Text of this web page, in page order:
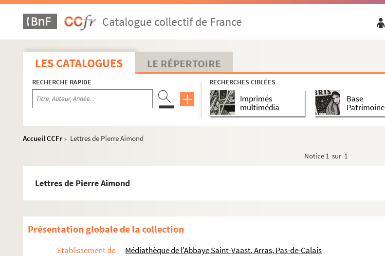
Catalogue collectif de France
LES CATALOGUES LE RÉPERTOIRE
RECHERCHE RAPIDE RECHERCHES CIBLÉES
Imprimés
multimédia
Base
Patrimoine
Accueil CCFr >
Lettres de Pierre Aimond
Notice 1 sur 1
Lettres de Pierre Aimond
Présentation globale de la collection
Etablissement de
Médiathèque de l'Abbaye Saint-Vaast. Arras, Pas-de-Calais